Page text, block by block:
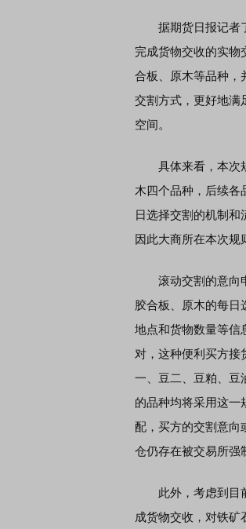
据期货日报记者了
完成货物交收的实物
合板、原木等品种，
交割方式，更好地满
空间。
具体来看，本次规
木四个品种，后续各
日选择交割的机制和
因此大商所在本次规
滚动交割的意向申
胶合板、原木的每日
地点和货物数量等信
对，这种便利买方接
一、豆二、豆粕、豆
的品种均将采用这一
配，买方的交割意向
仓仍存在被交易所强
此外，考虑到目前
成货物交收，对铁矿